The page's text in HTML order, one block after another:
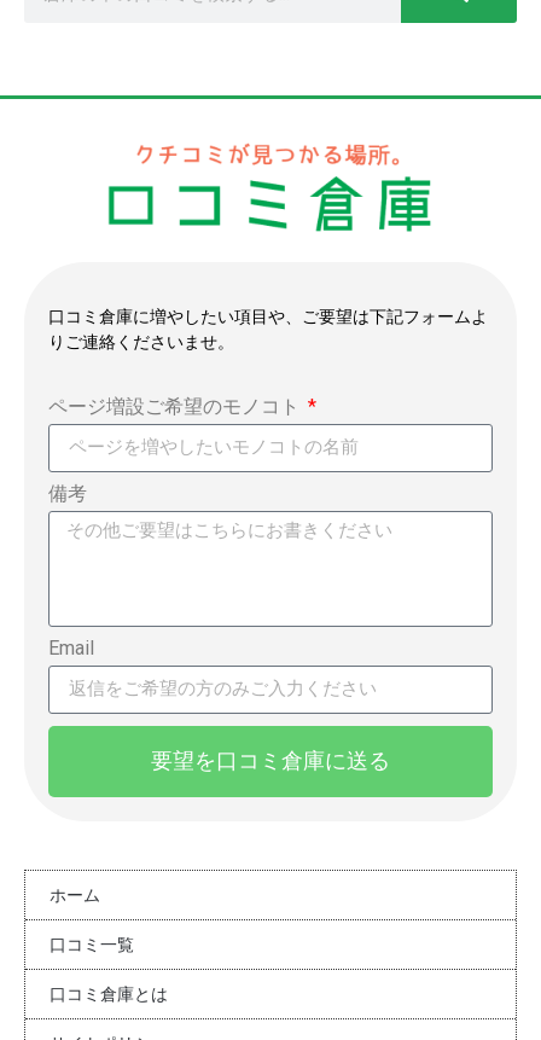
口コミ倉庫に増やしたい項目や、ご要望は下記フォームよ
りご連絡くださいませ。
ページ増設ご希望のモノコト
備考
Email
要望を口コミ倉庫に送る
ホーム
口コミ一覧
口コミ倉庫とは